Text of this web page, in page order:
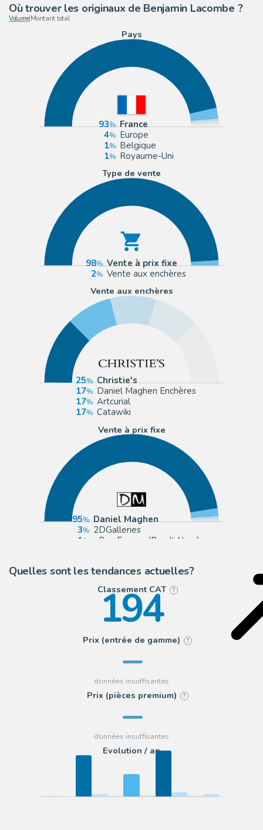
Où trouver les originaux de Benjamin Lacombe ?
Volume| Montant total
Pays
93
France
4
Europe
1
Belgique
1
Royaume-Uni
Type de vente
98
Vente à prix fixe
2
Vente aux enchères
Vente aux enchères
25
Christie's
17
Daniel Maghen Enchères
17
Artcurial
17
Catawiki
Vente à prix fixe
95
Daniel Maghen
3
2DGalleries
1
eBay Europe (Buy It Now)
Quelles sont les tendances actuelles?
Classement CAT ?
194
Prix (entrée de gamme) ?
Prix (pièces premium) ?
Evolution / an